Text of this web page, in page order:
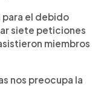
para el debido
siete peticiones
miembros
nos preocupa la